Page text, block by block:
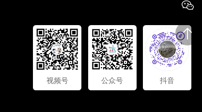
视频号 公众号 抖音